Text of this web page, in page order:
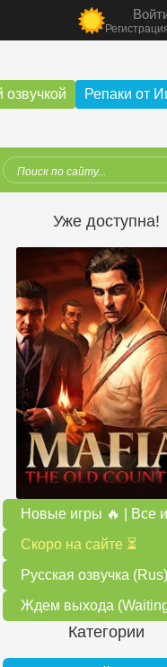
озвучкой Репаки от
Уже доступна!
Новые игры 🔥 | Все
Скоро на сайте ⏳
Русская озвучка (Rus)
Ждем выхода
Категории